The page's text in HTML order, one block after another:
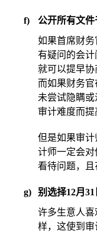
f)
公开所有文件
如果首席财
有疑问的会
就可以提早协
而如果财务
未尝试隐瞒
审计难度而提
但是如果审
计师一定会
看待问题，且
g)
别选择12月
许多生意人
样，这使到审